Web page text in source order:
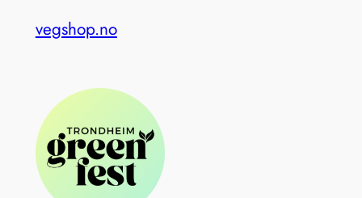
vegshop.no